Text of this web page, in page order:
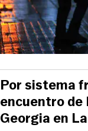
Por sistema
encuentro de
Georgia en